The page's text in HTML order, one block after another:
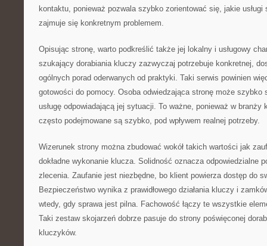
kontaktu, ponieważ pozwala szybko zorientować się, jakie
zajmuje się konkretnym problemem.
Opisując stronę, warto podkreślić także jej lokalny i usługowy
szukający dorabiania kluczy zazwyczaj potrzebuje konkretnej,
ogólnych porad oderwanych od praktyki. Taki serwis powinien
gotowości do pomocy. Osoba odwiedzająca stronę może
usługę odpowiadającą jej sytuacji. To ważne, ponieważ w
często podejmowane są szybko, pod wpływem realnej potrzeby.
Wizerunek strony można zbudować wokół takich wartości jak
dokładne wykonanie klucza. Solidność oznacza odpowiedzialne
zlecenia. Zaufanie jest niezbędne, bo klient powierza dostęp do
Bezpieczeństwo wynika z prawidłowego działania kluczy i
wtedy, gdy sprawa jest pilna. Fachowość łączy te wszystkie
Taki zestaw skojarzeń dobrze pasuje do strony poświęconej
kluczyków.